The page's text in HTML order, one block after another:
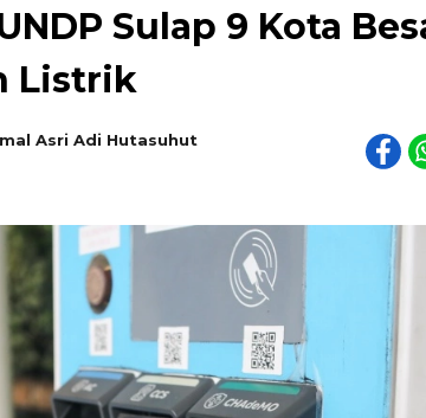
Sulap 9 Kota
Listrik
Asri Adi Hutasuhut